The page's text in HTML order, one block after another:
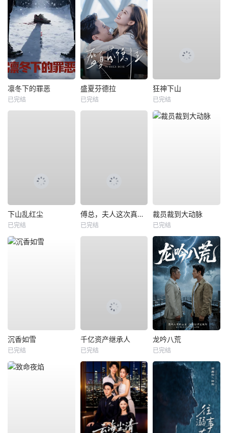
凛冬下的罪恶
已完结
盛夏芬德拉
已完结
狂神下山
已完结
下山乱红尘
已完结
傅总，夫人这次真的死了
已完结
裁员裁到大动脉
已完结
沉香如雪
已完结
千亿资产继承人
已完结
龙吟八荒
已完结